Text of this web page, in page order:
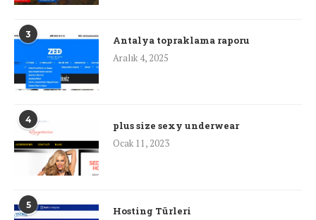
3
Antalya topraklama raporu
Aralık 4, 2025
4
plus size sexy underwear
Ocak 11, 2023
5
Hosting Türleri